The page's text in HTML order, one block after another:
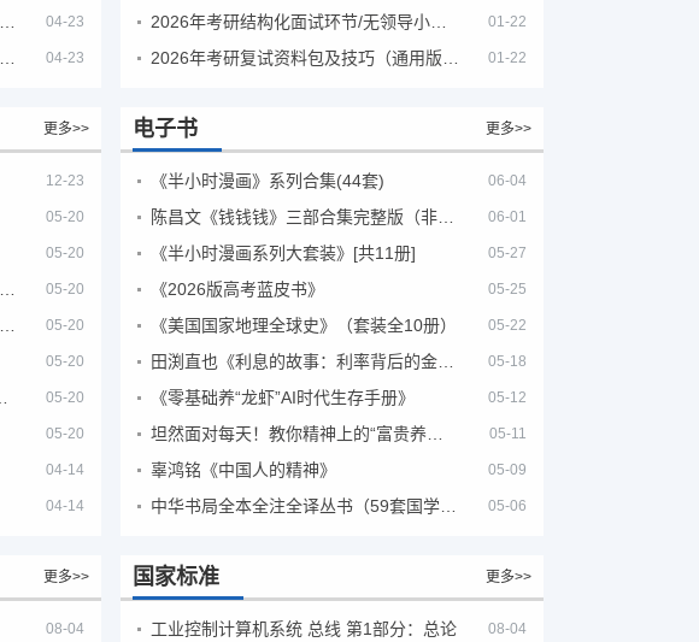
04-23
04-23
2026年考研结构化面试环节/无领导小组面试环节/面试技巧及简历书写 01-22
01-22
更多>>
12-23
05-20
05-20
05-20
05-20
05-20
05-20
05-20
04-14
04-14
电子书 更多>>
《半小时漫画》系列合集(44套) 06-04
陈昌文《钱钱钱》三部合集完整版（非出版书籍） 06-01
《半小时漫画系列大套装》[共11册] 05-27
《2026版高考蓝皮书》 05-25
《美国国家地理全球史》（套装全10册） 05-22
田渕直也《利息的故事：利率背后的金融世界》 05-18
《零基础养“龙虾”AI时代生存手册》 05-12
05-11
辜鸿铭《中国人的精神》 05-09
中华书局全本全注全译丛书（59套国学经典） 05-06
更多>>
08-04
国家标准 更多>>
工业控制计算机系统 总线 第1部分：总论 08-04